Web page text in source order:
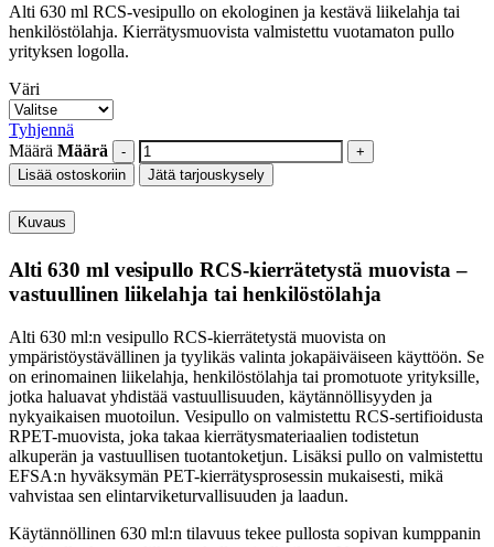
Alti 630 ml RCS-vesipullo on ekologinen ja kestävä liikelahja tai
henkilöstölahja. Kierrätysmuovista valmistettu vuotamaton pullo
yrityksen logolla.
Väri
Tyhjennä
Määrä Määrä
Lisää ostoskoriin Jätä tarjouskysely
Kuvaus
Alti 630 ml vesipullo RCS-kierrätetystä muovista –
vastuullinen liikelahja tai henkilöstölahja
Alti 630 ml:n vesipullo RCS-kierrätetystä muovista on
ympäristöystävällinen ja tyylikäs valinta jokapäiväiseen käyttöön. Se
on erinomainen liikelahja, henkilöstölahja tai promotuote yrityksille,
jotka haluavat yhdistää vastuullisuuden, käytännöllisyyden ja
nykyaikaisen muotoilun. Vesipullo on valmistettu RCS-sertifioidusta
RPET-muovista, joka takaa kierrätysmateriaalien todistetun
alkuperän ja vastuullisen tuotantoketjun. Lisäksi pullo on valmistettu
EFSA:n hyväksymän PET-kierrätysprosessin mukaisesti, mikä
vahvistaa sen elintarviketurvallisuuden ja laadun.
Käytännöllinen 630 ml:n tilavuus tekee pullosta sopivan kumppanin